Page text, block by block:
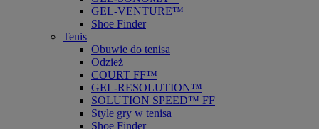
GEL-VENTURE™
Shoe Finder
Tenis
Obuwie do tenisa
Odzież
COURT FF™
GEL-RESOLUTION™
SOLUTION SPEED™ FF
Style gry w tenisa
Shoe Finder